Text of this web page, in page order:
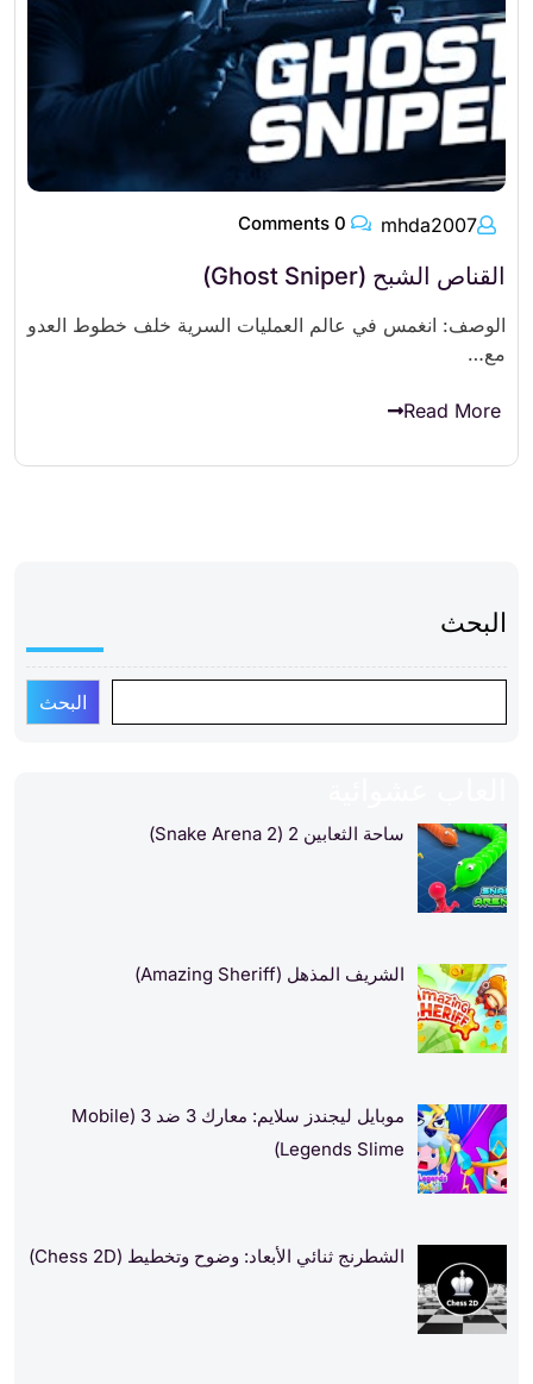
mhda2007
القناص الشبح (Ghost Sniper)
الوصف: انغمس في عالم العمليات السرية خلف خطوط العدو
مع…
Read More
البحث
البحث
ساحة الثعابين 2 (Snake Arena 2)
الشريف المذهل (Amazing Sheriff)
موبايل ليجندز سلايم: معارك 3 ضد 3 (Mobile
Legends Slime)
الشطرنج ثنائي الأبعاد: وضوح وتخطيط (Chess 2D)